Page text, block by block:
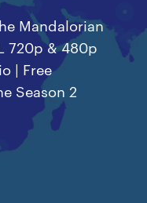
Mandalorian
720p & 480p
| Free
Season 2